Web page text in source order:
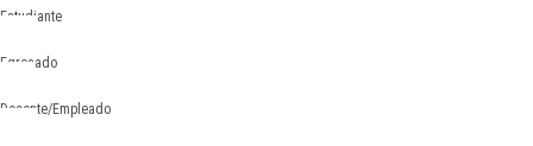
Estudiante
Egresado
Docente/Empleado